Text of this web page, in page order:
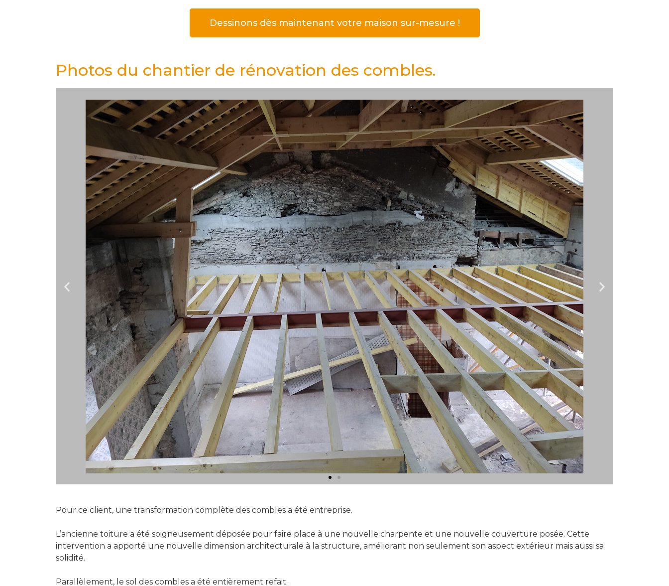
Dessinons dès maintenant votre maison sur-mesure !
Photos du chantier de rénovation des combles.
Pour ce client, une transformation complète des combles a été entreprise.
L’ancienne toiture a été soigneusement déposée pour faire place à une nouvelle charpente et une nouvelle couverture posée. Cette
intervention a apporté une nouvelle dimension architecturale à la structure, améliorant non seulement son aspect extérieur mais aussi sa
solidité.
Parallèlement, le sol des combles a été entièrement refait.